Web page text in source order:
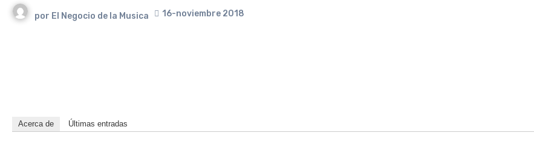
por El Negocio de la Musica 16-noviembre 2018
Acerca de Últimas entradas